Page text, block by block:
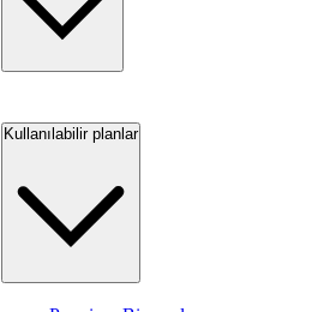
Kullanılabilir planlar